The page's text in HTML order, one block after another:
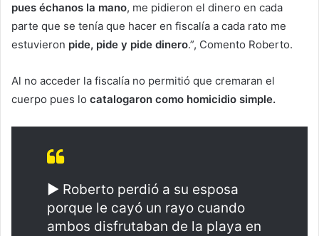
pues échanos la mano, me pidieron el dinero en cada
parte que se tenía que hacer en fiscalía a cada rato me
estuvieron pide, pide y pide dinero.”, Comento Roberto.
Al no acceder la fiscalía no permitió que cremaran el
cuerpo pues lo catalogaron como homicidio simple.
▶️ Roberto perdió a su esposa
porque le cayó un rayo cuando
ambos disfrutaban de la playa en